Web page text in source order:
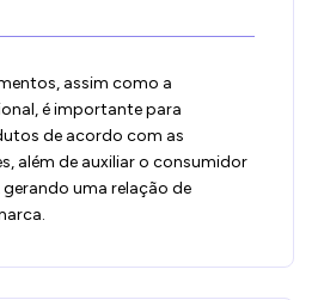
assim como a
é importante para
de acordo com as
além de auxiliar o consumidor
gerando uma relação de